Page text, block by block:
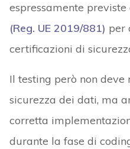
espressamente previste
(Reg. UE 2019/881) per
certificazioni di
Il testing però non
sicurezza dei dati, ma
corretta
durante la fase di